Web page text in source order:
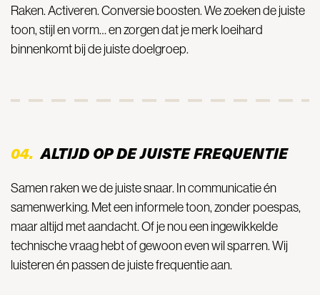
Raken. Activeren. Conversie boosten. We zoeken de juiste
toon, stijl en vorm… en zorgen dat je merk loeihard
binnenkomt bij de juiste doelgroep.
04. ALTIJD OP DE JUISTE FREQUENTIE
Samen raken we de juiste snaar. In communicatie én
samenwerking. Met een informele toon, zonder poespas,
maar altijd met aandacht. Of je nou een ingewikkelde
technische vraag hebt of gewoon even wil sparren. Wij
luisteren én passen de juiste frequentie aan.